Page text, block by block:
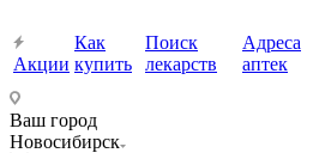
Акции
Как
купить
Поиск
лекарств
Адреса
аптек
Ваш город
Новосибирск